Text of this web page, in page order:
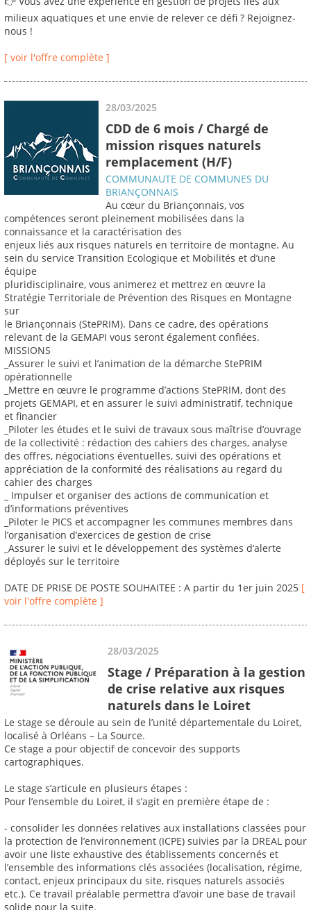
milieux aquatiques et une envie de relever ce défi ? Rejoignez-
nous !
[ voir l'offre complète ]
28/03/2025
CDD de 6 mois / Chargé de
mission risques naturels
remplacement (H/F)
COMMUNAUTE DE COMMUNES DU
BRIANÇONNAIS
Au cœur du Briançonnais, vos
compétences seront pleinement mobilisées dans la
connaissance et la caractérisation des
enjeux liés aux risques naturels en territoire de montagne. Au
sein du service Transition Ecologique et Mobilités et d’une
équipe
pluridisciplinaire, vous animerez et mettrez en œuvre la
Stratégie Territoriale de Prévention des Risques en Montagne
sur
le Briançonnais (StePRIM). Dans ce cadre, des opérations
relevant de la GEMAPI vous seront également confiées.
MISSIONS
_Assurer le suivi et l’animation de la démarche StePRIM
opérationnelle
_Mettre en œuvre le programme d’actions StePRIM, dont des
projets GEMAPI, et en assurer le suivi administratif, technique
et financier
_Piloter les études et le suivi de travaux sous maîtrise d’ouvrage
de la collectivité : rédaction des cahiers des charges, analyse
des offres, négociations éventuelles, suivi des opérations et
appréciation de la conformité des réalisations au regard du
cahier des charges
_ Impulser et organiser des actions de communication et
d’informations préventives
_Piloter le PICS et accompagner les communes membres dans
l’organisation d’exercices de gestion de crise
_Assurer le suivi et le développement des systèmes d’alerte
déployés sur le territoire
DATE DE PRISE DE POSTE SOUHAITEE : A partir du 1er juin 2025 [
voir l'offre complète ]
28/03/2025
Stage / Préparation à la gestion
de crise relative aux risques
naturels dans le Loiret
Le stage se déroule au sein de l’unité départementale du Loiret,
localisé à Orléans – La Source.
Ce stage a pour objectif de concevoir des supports
cartographiques.
Le stage s’articule en plusieurs étapes :
Pour l’ensemble du Loiret, il s’agit en première étape de :
- consolider les données relatives aux installations classées pour
la protection de l’environnement (ICPE) suivies par la DREAL pour
avoir une liste exhaustive des établissements concernés et
l’ensemble des informations clés associées (localisation, régime,
contact, enjeux principaux du site, risques naturels associés
etc.). Ce travail préalable permettra d’avoir une base de travail
solide pour la suite.